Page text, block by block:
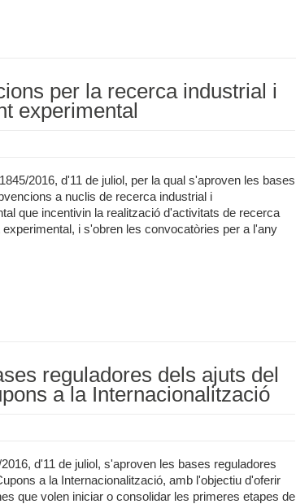
per la recerca industrial i
experimental
2016, d'11 de juliol, per la qual s'aproven les bases
a nuclis de recerca industrial i
que incentivin la realització d'activitats de recerca
i s'obren les convocatòries per a l'any
reguladores dels ajuts del
a la Internacionalització
d'11 de juliol, s'aproven les bases reguladores
a la Internacionalització, amb l'objectiu d'oferir
que volen iniciar o consolidar les primeres etapes de